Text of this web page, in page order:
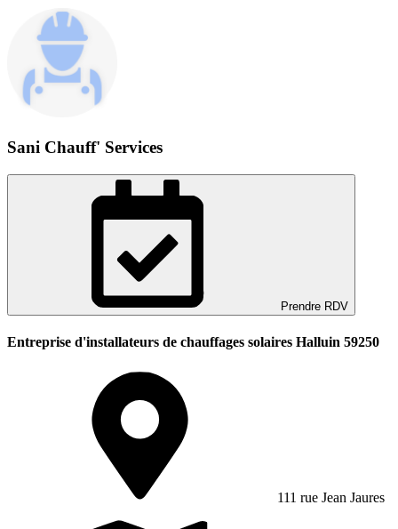
Sani Chauff' Services
Prendre RDV
Entreprise d'installateurs de chauffages solaires Halluin 59250
111 rue Jean Jaures